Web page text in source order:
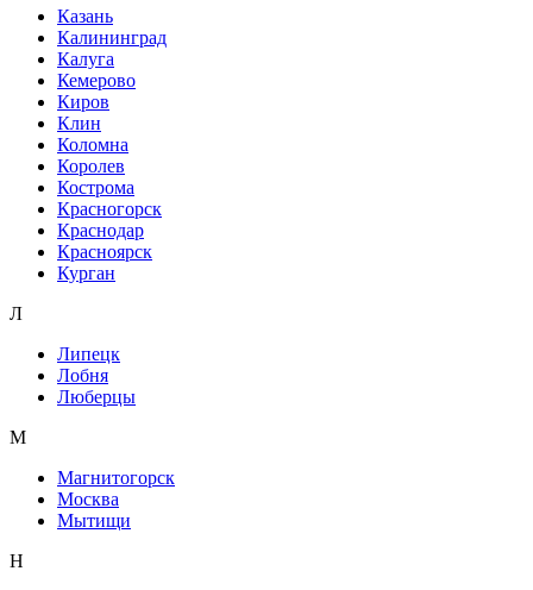
Казань
Калининград
Калуга
Кемерово
Киров
Клин
Коломна
Королев
Кострома
Красногорск
Краснодар
Красноярск
Курган
Л
Липецк
Лобня
Люберцы
М
Магнитогорск
Москва
Мытищи
Н